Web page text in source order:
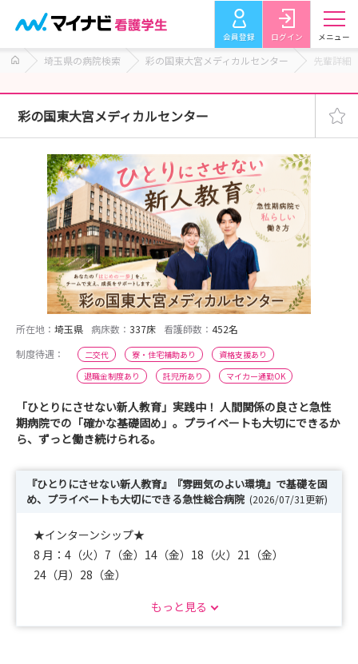
会員登録 ログイン メニュー
埼玉県の病院検索 彩の国東大宮メディカルセンター 先輩詳細
彩の国東大宮メディカルセンター
所在地： 埼玉県 病床数： 337床 看護師数： 452名
制度待遇：
二交代 寮・住宅補助あり
資格支援あり
退職金制度あり
託児所あり マイカー通勤OK
「ひとりにさせない新人教育」実践中！ 人間関係の良さと急性
期病院での「確かな基礎固め」。プライベートも大切にできるか
ら、ずっと働き続けられる。
『ひとりにさせない新人教育』『雰囲気のよい環境』で基礎を固
め、プライベートも大切にできる急性総合病院 (2026/07/31更新)
★インターンシップ★
8 月：4（火）7（金）14（金）18（火）21（金）
24（月）28（金）
りますので一度お問合せ下さい。
もっと見る